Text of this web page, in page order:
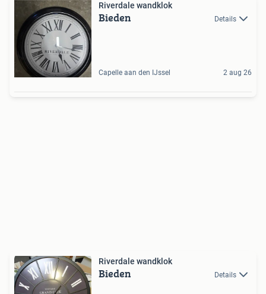
Riverdale wandklok
Bieden Details
Capelle aan den IJssel 2 aug 26
Riverdale wandklok
Bieden Details